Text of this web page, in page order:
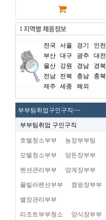
전국 서울 경기
인천
부산 대구 광주
대전
울산
강원 경남
경북
전남
전북 충남
충북
제주
세종 해외
부부팀취업구인구직~~
부부팀취업 구인구직
호텔청소부부 농장부부팀
모텔청소부부 양돈장부부
펜션관리부부 양계장부부
플빌라펜션부부 캠핑장부부
별장관리부부
리조트부부청소 양식장부부